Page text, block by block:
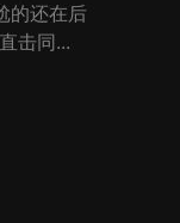
的还在后
击同...